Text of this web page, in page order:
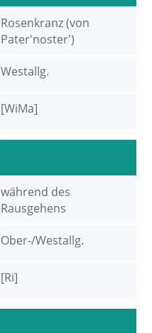
Rosenkranz (von
Pater'noster')
Westallg.
[WiMa]
während des
Rausgehens
Ober-/Westallg.
[Ri]